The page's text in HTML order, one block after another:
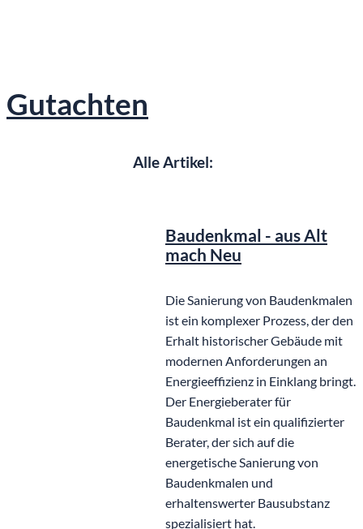
Gutachten
Alle Artikel:
Baudenkmal - aus Alt
mach Neu
Die Sanierung von Baudenkmalen
ist ein komplexer Prozess, der den
Erhalt historischer Gebäude mit
modernen Anforderungen an
Energieeffizienz in Einklang bringt.
Der Energieberater für
Baudenkmal ist ein qualifizierter
Berater, der sich auf die
energetische Sanierung von
Baudenkmalen und
erhaltenswerter Bausubstanz
spezialisiert hat.